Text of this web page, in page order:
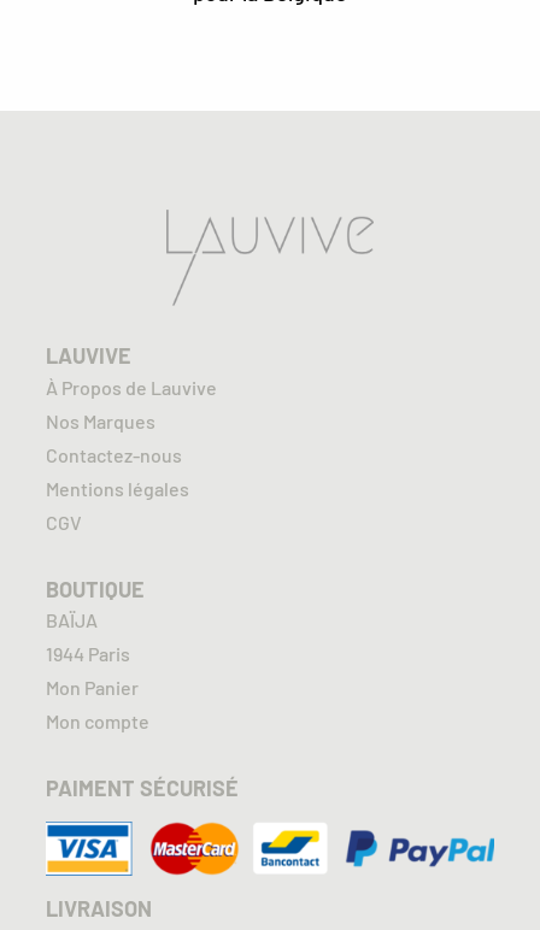
LAUVIVE
À Propos de Lauvive
Nos Marques
Contactez-nous
Mentions légales
CGV
BOUTIQUE
BAÏJA
1944 Paris
Mon Panier
Mon compte
PAIMENT SÉCURISÉ
LIVRAISON